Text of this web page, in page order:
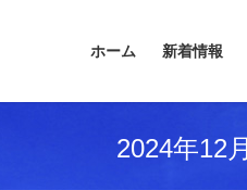
ホーム 新着情報
2024年12月